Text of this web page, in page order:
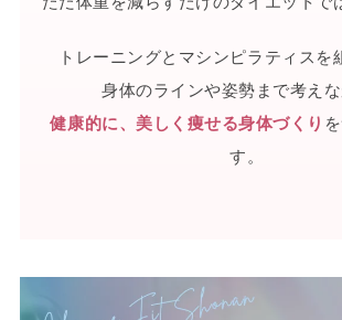
トレーニングとマシンピラティスを
身体のラインや姿勢まで考えな
健康的に、美しく痩せる身体づくり
す。